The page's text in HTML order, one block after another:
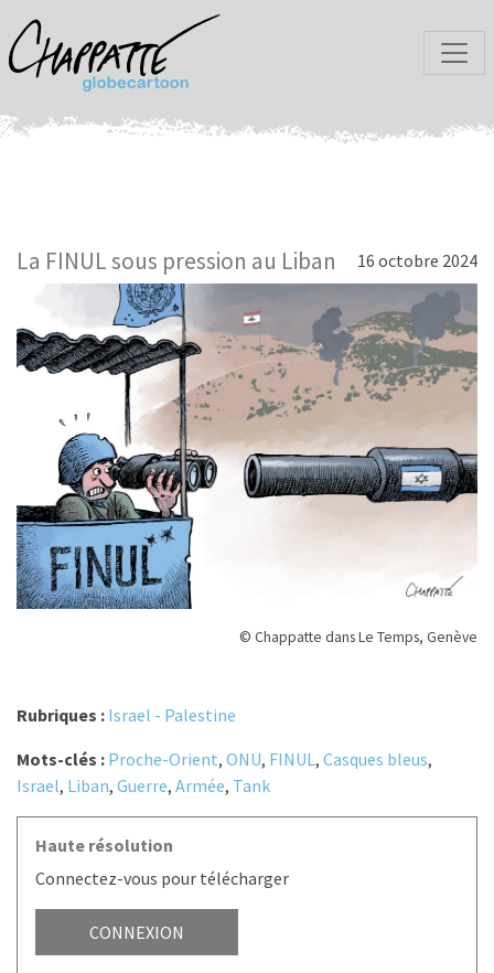
La FINUL sous pression au Liban 16 octobre 2024
© Chappatte dans Le Temps, Genève
Rubriques : Israel - Palestine
Mots-clés : Proche-Orient, ONU, FINUL , Casques bleus,
Israel, Liban, Guerre, Armée, Tank
Haute résolution
Connectez-vous pour télécharger
CONNEXION